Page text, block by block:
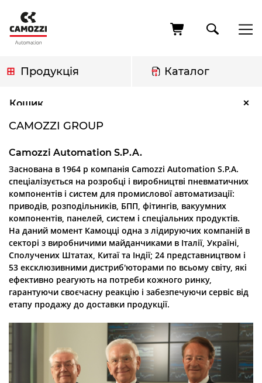
основного
вмісту
Продукція Каталог
Кошик ×
навіґації
CAMOZZI GROUP
Camozzi Automation S.P.A.
Заснована в 1964 р компанія Camozzi Automation S.P.A.
спеціалізується на розробці і виробництві пневматичних
компонентів і систем для промислової автоматизації:
приводів, розподільників, БПП, фітингів, вакуумних
компонентів, панелей, систем і спеціальних продуктів.
На даний момент Камоцці одна з лідируючих компаній в
секторі з виробничими майданчиками в Італії, Україні,
Сполучених Штатах, Китаї та Індії; 24 представництвом і
53 ексклюзивними дистриб'юторами по всьому світу, які
ефективно реагують на потреби кожного ринку,
гарантуючи своєчасну реакцію і забезпечуючи сервіс від
етапу продажу до доставки продукції.